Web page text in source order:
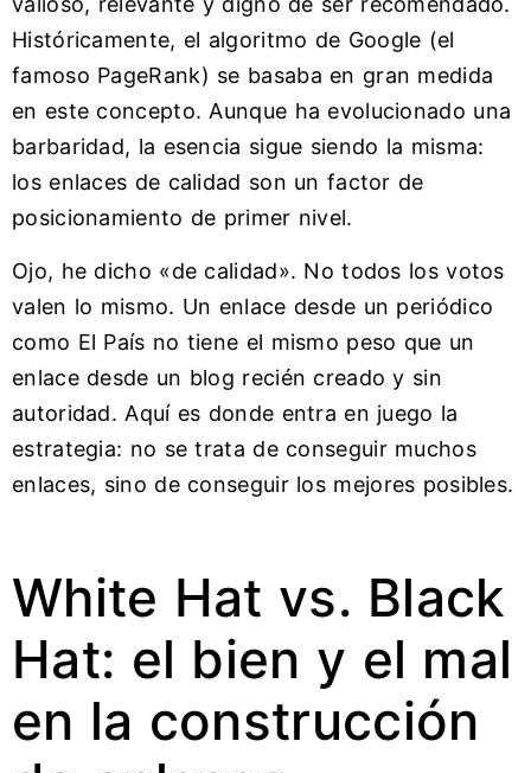
Históricamente, el algoritmo de Google (el
famoso PageRank) se basaba en gran medida
en este concepto. Aunque ha evolucionado una
barbaridad, la esencia sigue siendo la misma:
los enlaces de calidad son un factor de
posicionamiento de primer nivel.
Ojo, he dicho «de calidad». No todos los votos
valen lo mismo. Un enlace desde un periódico
como El País no tiene el mismo peso que un
enlace desde un blog recién creado y sin
autoridad. Aquí es donde entra en juego la
estrategia: no se trata de conseguir muchos
enlaces, sino de conseguir los mejores posibles.
White Hat vs. Black
Hat: el bien y el mal
en la construcción